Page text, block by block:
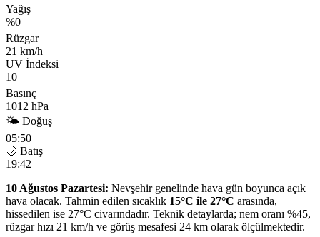
Yağış
%0
Rüzgar
21 km/h
UV İndeksi
10
Basınç
1012 hPa
🌤 Doğuş
05:50
🌙 Batış
19:42
10 Ağustos Pazartesi: Nevşehir genelinde hava gün boyunca açık
hava olacak. Tahmin edilen sıcaklık 15°C ile 27°C arasında,
hissedilen ise 27°C civarındadır. Teknik detaylarda; nem oranı %45,
rüzgar hızı 21 km/h ve görüş mesafesi 24 km olarak ölçülmektedir.